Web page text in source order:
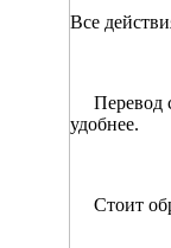
Все
Перевод
удобнее.
Стоит